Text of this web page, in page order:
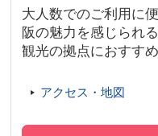
大人数でのご利用に
阪の魅力を感じられ
観光の拠点におすすめ
アクセス・地図